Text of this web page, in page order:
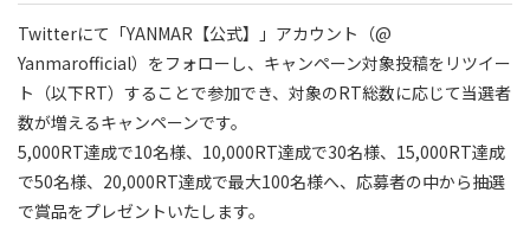
Twitterにて「YANMAR【公式】」アカウント（@
Yanmarofficial）をフォローし、キャンペーン対象投稿をリツイー
ト（以下RT）することで参加でき、対象のRT総数に応じて当選者
数が増えるキャンペーンです。
5,000RT達成で10名様、10,000RT達成で30名様、15,000RT達成
で50名様、20,000RT達成で最大100名様へ、応募者の中から抽選
で賞品をプレゼントいたします。